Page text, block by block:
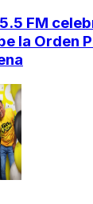
FM
la Orden